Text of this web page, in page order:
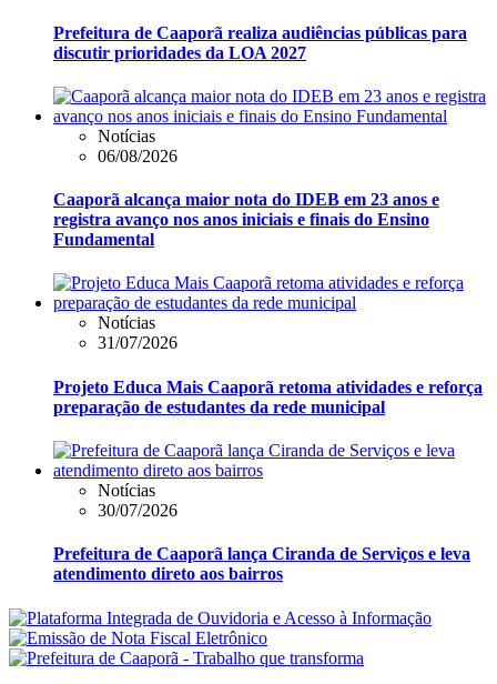
Prefeitura de Caaporã realiza audiências públicas para
discutir prioridades da LOA 2027
Notícias
06/08/2026
Caaporã alcança maior nota do IDEB em 23 anos e
registra avanço nos anos iniciais e finais do Ensino
Fundamental
Notícias
31/07/2026
Projeto Educa Mais Caaporã retoma atividades e reforça
preparação de estudantes da rede municipal
Notícias
30/07/2026
Prefeitura de Caaporã lança Ciranda de Serviços e leva
atendimento direto aos bairros